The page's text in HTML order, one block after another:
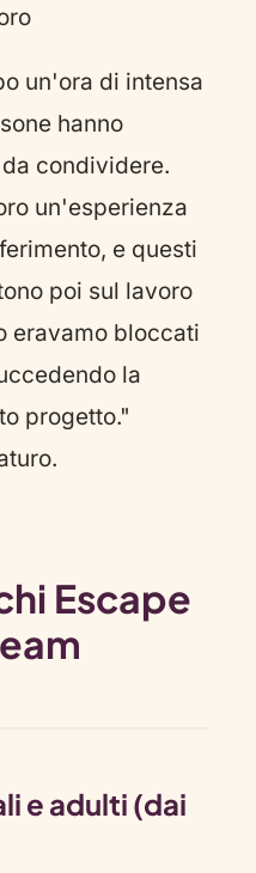
un'ora di intensa
hanno
condividere.
un'esperienza
e questi
poi sul lavoro
eravamo bloccati
la
progetto."
Escape
e adulti (dai